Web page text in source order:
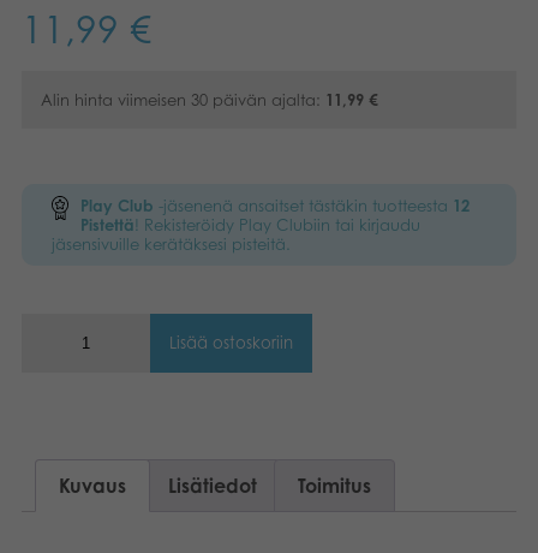
Sovellukset
Svenska
11,99 €
Alin hinta viimeisen 30 päivän ajalta: 11,99 €
Play Club -jäsenenä ansaitset tästäkin tuotteesta 12
Pistettä! Rekisteröidy Play Clubiin tai kirjaudu
jäsensivuille kerätäksesi pisteitä.
Lisää ostoskoriin
Kuvaus Lisätiedot Toimitus